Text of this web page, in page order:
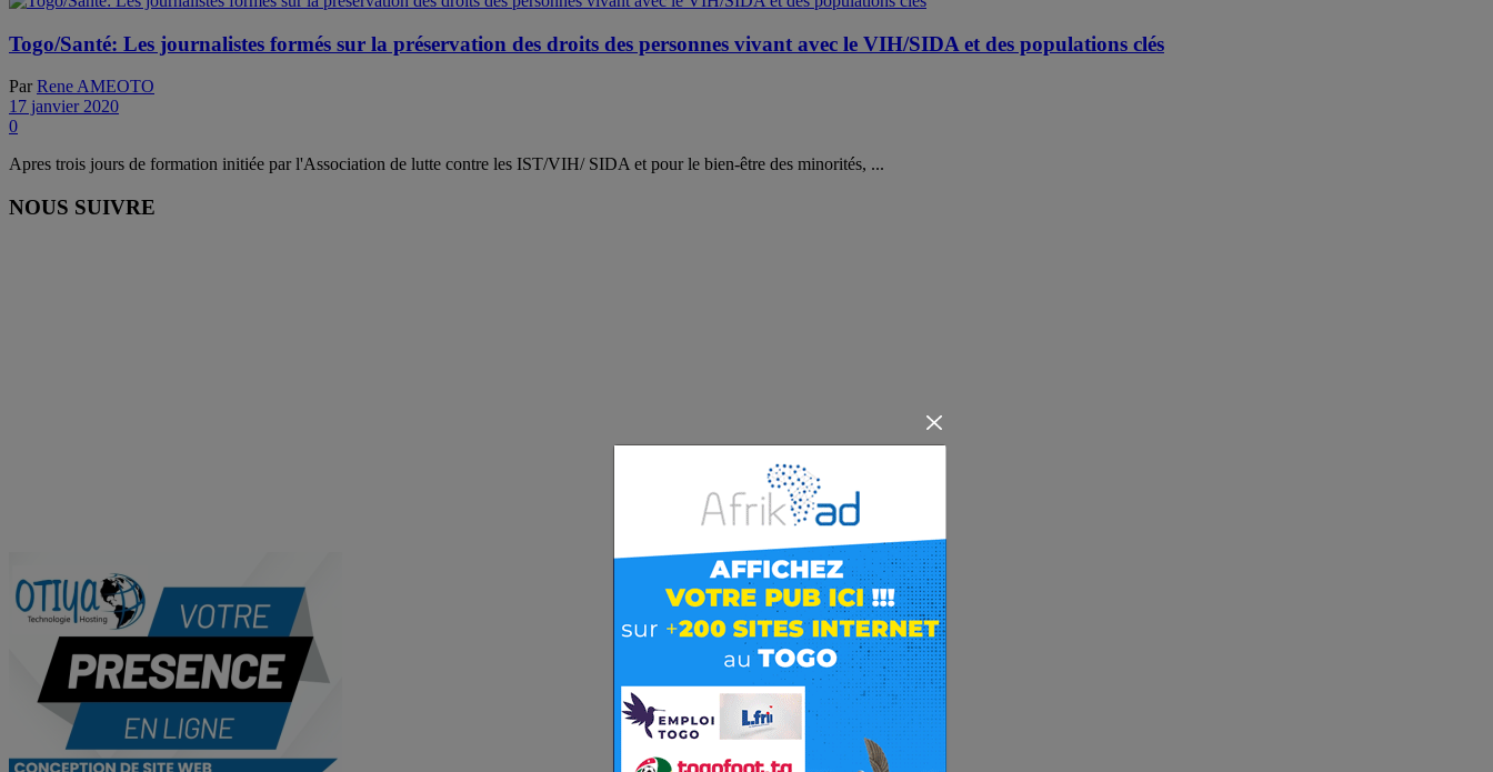
Togo/Santé: Les journalistes formés sur la préservation des droits des personnes vivant avec le VIH/SIDA et des populations clés
Par Rene AMEOTO
17 janvier 2020
0
Apres trois jours de formation initiée par l'Association de lutte contre les IST/VIH/ SIDA et pour le bien-être des minorités, ...
NOUS SUIVRE